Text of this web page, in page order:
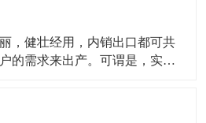
也有四面进叉，适合平地使用
健壮经用，内销出口都可共
的需求来出产。可谓是，实用
卡板出口不需熏蒸消毒，出口